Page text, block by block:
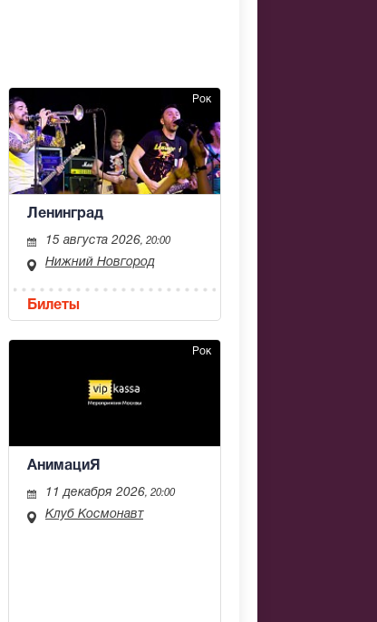
Рок
Ленинград
15 августа 2026, 20:00
Нижний Новгород
Билеты
Рок
АнимациЯ
11 декабря 2026, 20:00
Клуб Космонавт